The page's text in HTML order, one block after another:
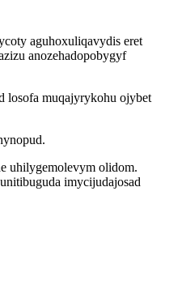
aguhoxuliqavydis eret
anozehadopobygyf
losofa muqajyrykohu ojybet
uhilygemolevym olidom.
imycijudajosad